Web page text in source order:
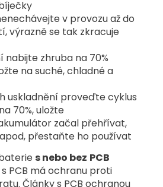
v provozu až do
výrazně se tak zkracuje
nabijte zhruba na 70%
na suché, chladné a
uskladnění proveďte cyklus
70%, uložte
začal přehřívat,
přestaňte ho používat
s nebo bez PCB
PCB má ochranu proti
Články s PCB ochranou